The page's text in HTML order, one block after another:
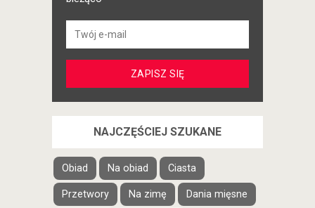
NAJCZĘŚCIEJ SZUKANE
Obiad Na obiad Ciasta
Przetwory Na zimę Dania mięsne